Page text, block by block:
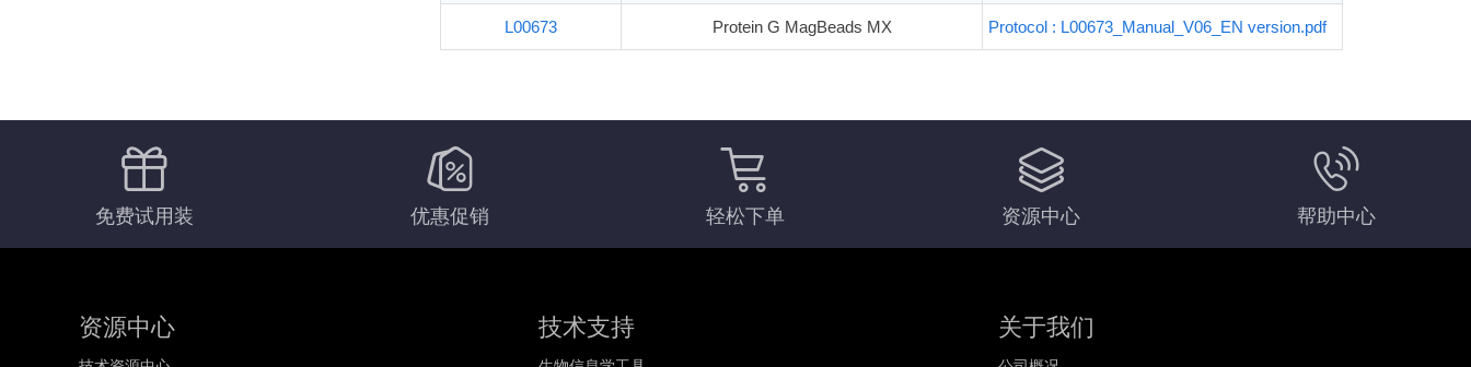
L00673 Protein G MagBeads MX Protocol : L00673_Manual_V06_EN version.pdf
免费试用装 优惠促销 轻松下单 资源中心 帮助中心
资源中心 技术支持 关于我们